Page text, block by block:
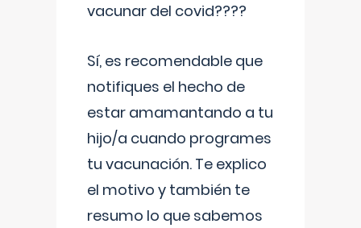
vacunar del covid????
Sí, es recomendable que
notifiques el hecho de
estar amamantando a tu
hijo/a cuando programes
tu vacunación. Te explico
el motivo y también te
resumo lo que sabemos